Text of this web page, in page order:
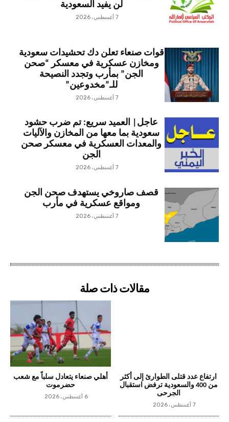
لن يفيد السعودية
7 أغسطس، 2026
قوات صنعاء تعلن دك تحشيدات سعودية
ومخازن عسكرية في معسكر “صحن
الجن” بمأرب وتجدد النصيحة
للـ”مخدوعين”
7 أغسطس، 2026
عاجل| العميد سريع: تم ضرب حشود
سعودية بما معها من المخازن والآليات
والمعدات العسكرية في معسكر صحن
الجن
7 أغسطس، 2026
قصف صاروخي يستهدف صحن الجن
ومواقع عسكرية في مأرب
7 أغسطس، 2026
مقالات ذات صلة
ارتفاع عدد قتلى الطوارئ إلى أكثر
من 400 والسعودية ترفض استقبال
الجرحى
7 أغسطس، 2026
أهلي صنعاء يتعادل سلباً مع شعب
حضرموت
6 أغسطس، 2026